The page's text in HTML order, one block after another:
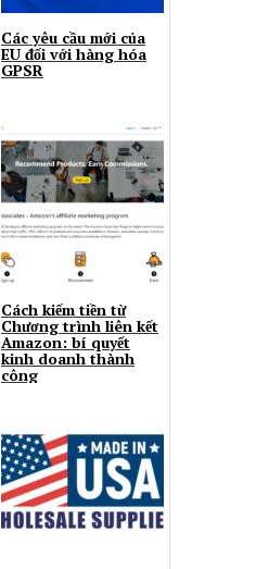
Các yêu cầu mới của
EU đối với hàng hóa
GPSR
Cách kiếm tiền từ
Chương trình liên kết
Amazon: bí quyết
kinh doanh thành
công